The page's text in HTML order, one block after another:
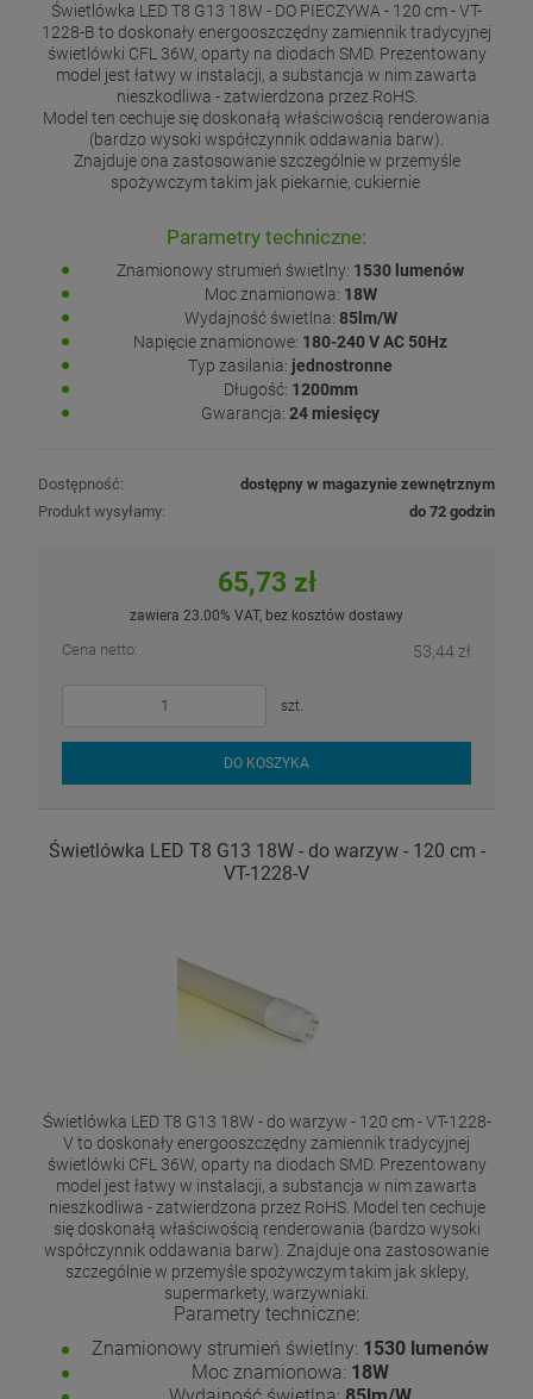
Świetlówka LED T8 G13 18W - DO PIECZYWA - 120 cm - VT-
1228-B to doskonały energooszczędny zamiennik tradycyjnej
świetlówki CFL 36W, oparty na diodach SMD. Prezentowany
model jest łatwy w instalacji, a substancja w nim zawarta
nieszkodliwa - zatwierdzona przez RoHS.
Model ten cechuje się doskonałą właściwością renderowania
(bardzo wysoki współczynnik oddawania barw).
Znajduje ona zastosowanie szczególnie w przemyśle
spożywczym takim jak piekarnie, cukiernie
Parametry techniczne:
Znamionowy strumień świetlny: 1530 lumenów
Moc znamionowa: 18W
Wydajność świetlna: 85lm/W
Napięcie znamionowe: 180-240 V AC 50Hz
Typ zasilania: jednostronne
Długość: 1200mm
Gwarancja: 24 miesięcy
Dostępność:
dostępny w magazynie zewnętrznym
Produkt wysyłamy:
do 72 godzin
65,73 zł
zawiera 23.00% VAT, bez kosztów dostawy
Cena netto: 53,44 zł
szt.
DO KOSZYKA
Świetlówka LED T8 G13 18W - do warzyw - 120 cm -
VT-1228-V
Świetlówka LED T8 G13 18W - do warzyw - 120 cm - VT-1228-
V to doskonały energooszczędny zamiennik tradycyjnej
świetlówki CFL 36W, oparty na diodach SMD. Prezentowany
model jest łatwy w instalacji, a substancja w nim zawarta
nieszkodliwa - zatwierdzona przez RoHS. Model ten cechuje
się doskonałą właściwością renderowania (bardzo wysoki
współczynnik oddawania barw). Znajduje ona zastosowanie
szczególnie w przemyśle spożywczym takim jak sklepy,
supermarkety, warzywniaki.
Parametry techniczne:
Znamionowy strumień świetlny: 1530 lumenów
Moc znamionowa: 18W